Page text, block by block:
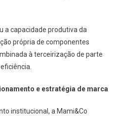
a capacidade produtiva da
própria de componentes
à terceirização de parte
e estratégia de marca
institucional, a Mami&Co